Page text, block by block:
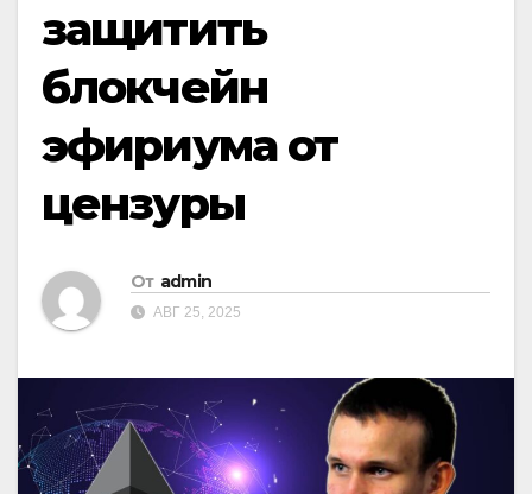
защитить
блокчейн
эфириума от
цензуры
От admin
АВГ 25, 2025